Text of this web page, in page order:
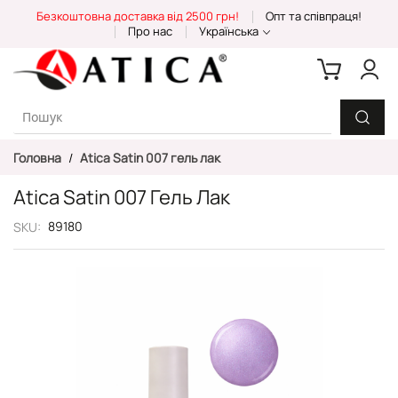
Content
Безкоштовна доставка від 2500 грн!
Опт та співпраця!
Про нас
Українська
Головна Atica Satin 007 гель лак
Atica Satin 007 Гель Лак
SKU 89180